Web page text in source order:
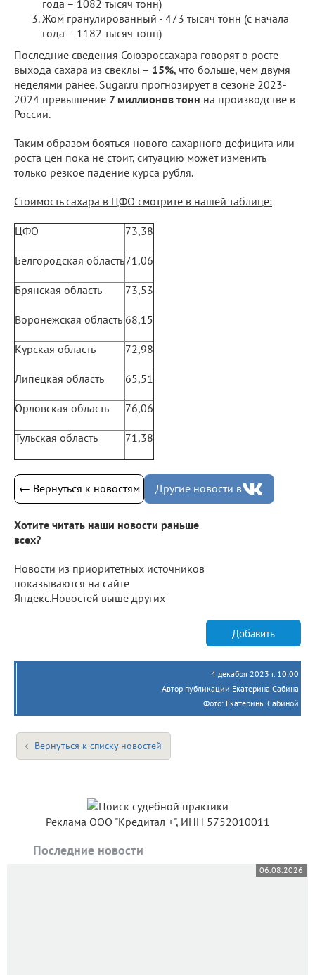
года – 1082 тысяч тонн)
Жом гранулированный - 473 тысяч тонн (с начала
года – 1182 тысяч тонн)
Последние сведения Союзроссахара говорят о росте
выхода сахара из свеклы – 15%, что больше, чем двумя
неделями ранее. Sugar.ru прогнозирует в сезоне 2023-
2024 превышение 7 миллионов тонн на производстве в
России.
Таким образом бояться нового сахарного дефицита или
роста цен пока не стоит, ситуацию может изменить
только резкое падение курса рубля.
Стоимость сахара в ЦФО смотрите в нашей таблице:
ЦФО 73,38
Белгородская область71,06
Брянская область 73,53
Воронежская область 68,15
Курская область 72,98
Липецкая область 65,51
Орловская область 76,06
Тульская область 71,38
← Вернуться к новостям Другие новости в
Хотите читать наши новости раньше
всех?
Новости из приоритетных источников
показываются на сайте
Яндекс.Новостей выше других
Добавить
4 декабря 2023 г. 10:00
Автор публикации Екатерина Сабина
Фото: Екатерины Сабиной
Вернуться к списку новостей
Реклама ООО "Кредитал +", ИНН 5752010011
Последние новости
06.08.2026